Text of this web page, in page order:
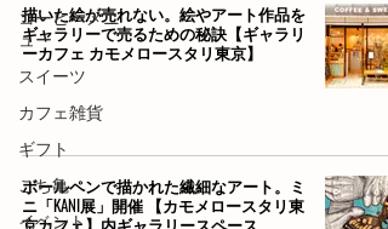
コーヒーメニ
ュー
スイーツ
カフェ雑貨
ギフト
こち亀
イベント
描いた絵が売れない。絵やアート作品を
ギャラリーで売るための秘訣【ギャラリ
ーカフェ カモメロースタリ東京】
ボールペンで描かれた繊細なアート。ミ
ニ「KANI展」開催 【カモメロースタリ東
京カフェ】内ギャラリースペース